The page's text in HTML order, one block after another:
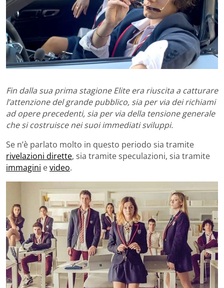
Fin dalla sua prima stagione Elite era riuscita a catturare
l’attenzione del grande pubblico, sia per via dei richiami
ad opere precedenti, sia per via della tensione generale
che si costruisce nei suoi immediati sviluppi.
Se n’è parlato molto in questo periodo sia tramite
rivelazioni dirette, sia tramite speculazioni, sia tramite
immagini evideo.